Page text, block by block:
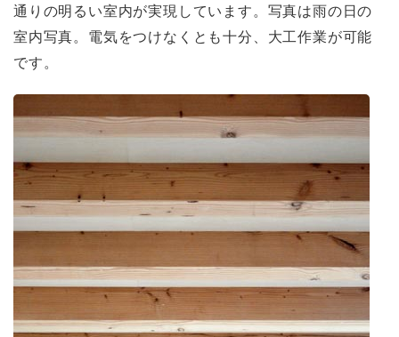
通りの明るい室内が実現しています。写真は雨の日の
室内写真。電気をつけなくとも十分、大工作業が可能
です。